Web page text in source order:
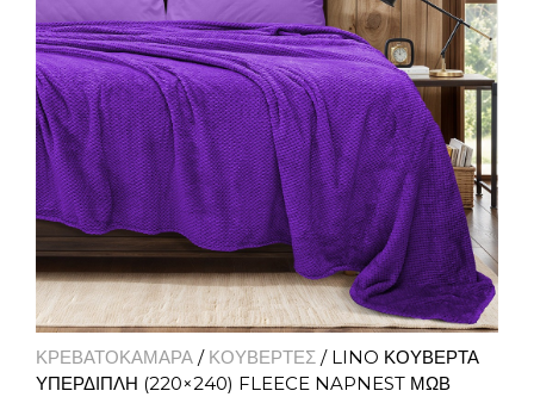
ΚΡΕΒΑΤΟΚΑΜΑΡΑ / ΚΟΥΒΕΡΤΕΣ / LINO ΚΟΥΒΈΡΤΑ
ΥΠΈΡΔΙΠΛΗ (220×240) FLEECE NAPNEST ΜΩΒ